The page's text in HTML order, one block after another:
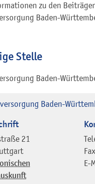
zu den
Baden-
Stelle
Baden-
Baden-
21
Fax
E-